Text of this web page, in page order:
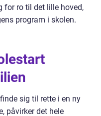
for ro til det lille hoved,
program i skolen.
sig til rette i en ny
påvirker det hele